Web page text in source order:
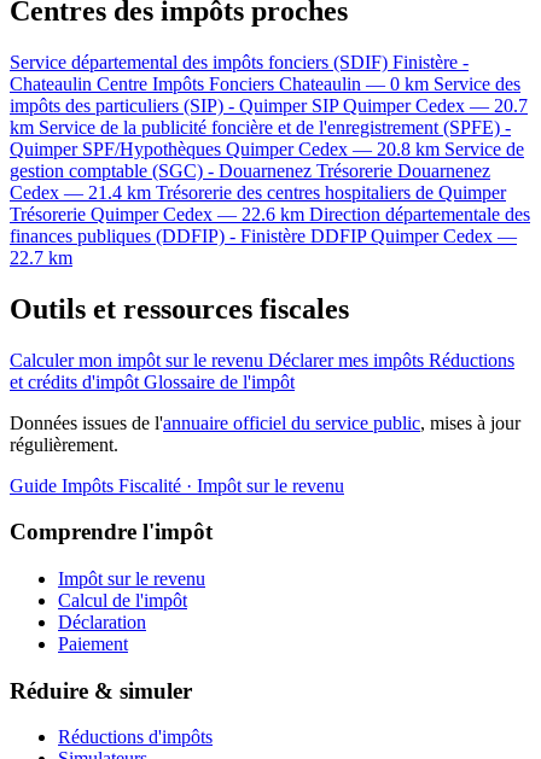
Centres des impôts proches
Service départemental des impôts fonciers (SDIF) Finistère -
Chateaulin Centre Impôts Fonciers Chateaulin — 0 km Service des
impôts des particuliers (SIP) - Quimper SIP Quimper Cedex — 20.7
km Service de la publicité foncière et de l'enregistrement (SPFE) -
Quimper SPF/Hypothèques Quimper Cedex — 20.8 km Service de
gestion comptable (SGC) - Douarnenez Trésorerie Douarnenez
Cedex — 21.4 km Trésorerie des centres hospitaliers de Quimper
Trésorerie Quimper Cedex — 22.6 km Direction départementale des
finances publiques (DDFIP) - Finistère DDFIP Quimper Cedex —
22.7 km
Outils et ressources fiscales
Calculer mon impôt sur le revenu Déclarer mes impôts Réductions
et crédits d'impôt Glossaire de l'impôt
Données issues de l'annuaire officiel du service public, mises à jour
régulièrement.
Guide Impôts Fiscalité · Impôt sur le revenu
Comprendre l'impôt
Impôt sur le revenu
Calcul de l'impôt
Déclaration
Paiement
Réduire & simuler
Réductions d'impôts